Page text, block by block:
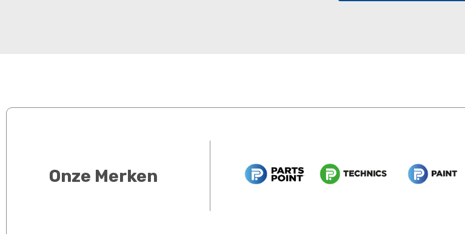
Onze Merken